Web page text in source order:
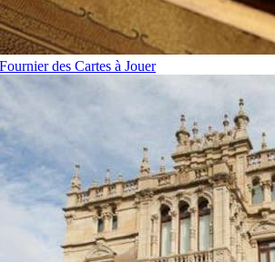
des Cartes à Jouer